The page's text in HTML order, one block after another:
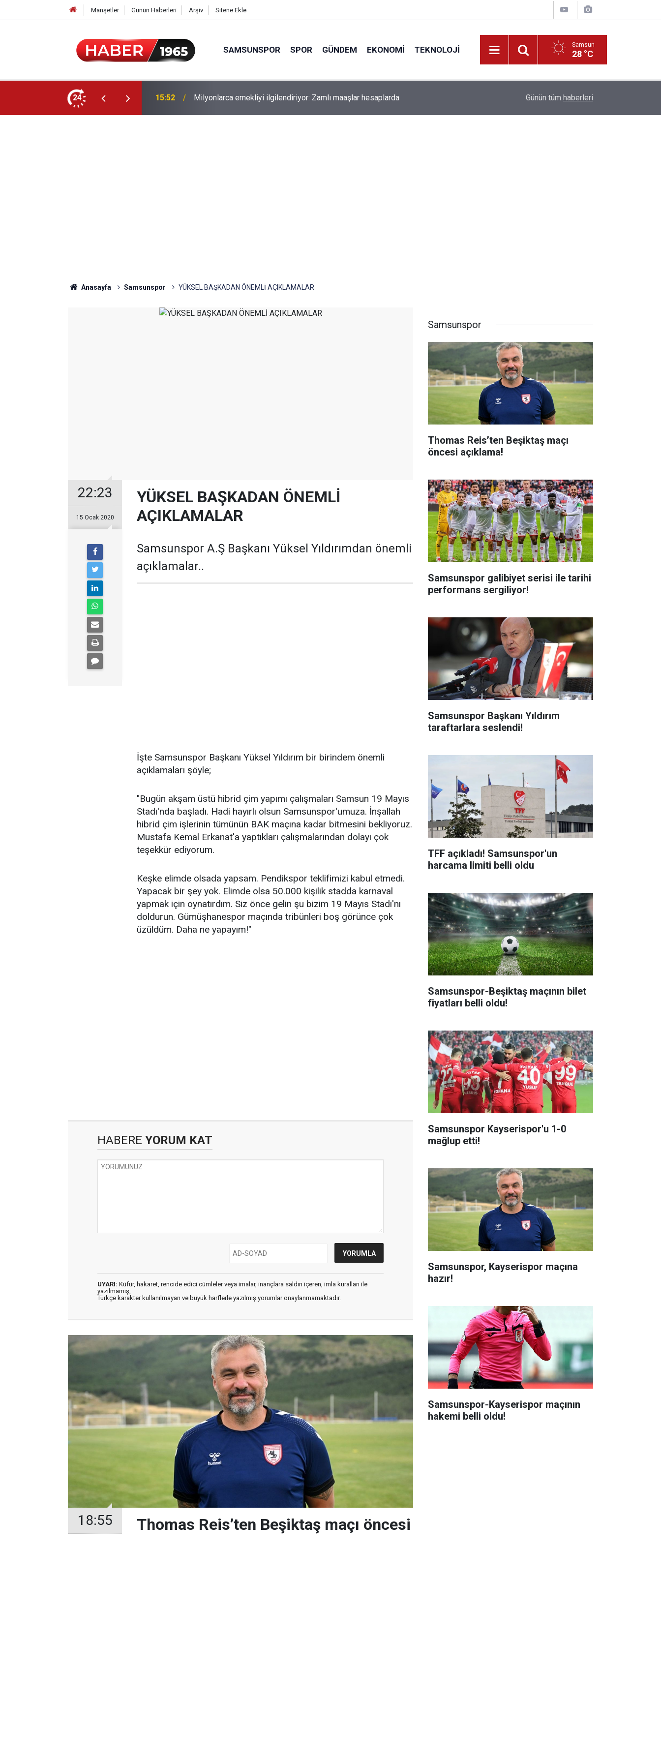
Manşetler Günün Haberleri Arşiv Sitene Ekle
SAMSUNSPOR SPOR GÜNDEM EKONOMI TEKNOLOJI Samsun
28 °C
24 15:52 Milyonlarca emekliyi ilgilendiriyor: Zamlı maaşlar hesaplarda Fahiş fiyatlar nedeniyle işletmelere 101 milyon
Günün tüm haberleri
Anasayfa Samsunspor YÜKSEL BAŞKADAN ÖNEMLİ AÇIKLAMALAR
22:23
15 Ocak 2020
YÜKSEL BAŞKADAN ÖNEMLİ
AÇIKLAMALAR
Samsunspor A.Ş Başkanı Yüksel Yıldırımdan önemli
açıklamalar..
İşte Samsunspor Başkanı Yüksel Yıldırım bir birindem önemli
açıklamaları şöyle;
"Bugün akşam üstü hibrid çim yapımı çalışmaları Samsun 19 Mayıs
Stadı'nda başladı. Hadi hayırlı olsun Samsunspor'umuza. İnşallah
hibrid çim işlerinin tümünün BAK maçına kadar bitmesini bekliyoruz.
Mustafa Kemal Erkanat'a yaptıkları çalışmalarından dolayı çok
teşekkür ediyorum.
Keşke elimde olsada yapsam. Pendikspor teklifimizi kabul etmedi.
Yapacak bir şey yok. Elimde olsa 50.000 kişilik stadda karnaval
yapmak için oynatırdım. Siz önce gelin şu bizim 19 Mayıs Stadı'nı
doldurun. Gümüşhanespor maçında tribünleri boş görünce çok
üzüldüm. Daha ne yapayım!"
HABERE YORUM KAT
UYARI: Küfür, hakaret, rencide edici cümleler veya imalar, inançlara saldırı içeren, imla kuralları ile
yazılmamış,
Türkçe karakter kullanılmayan ve büyük harflerle yazılmış yorumlar onaylanmamaktadır.
18:55
Thomas Reis’ten Beşiktaş maçı öncesi
Samsunspor
Thomas Reis’ten Beşiktaş maçı
öncesi açıklama!
Samsunspor galibiyet serisi ile tarihi
performans sergiliyor!
Samsunspor Başkanı Yıldırım
taraftarlara seslendi!
TFF açıkladı! Samsunspor'un
harcama limiti belli oldu
Samsunspor-Beşiktaş maçının bilet
fiyatları belli oldu!
Samsunspor Kayserispor'u 1-0
mağlup etti!
Samsunspor, Kayserispor maçına
hazır!
Samsunspor-Kayserispor maçının
hakemi belli oldu!